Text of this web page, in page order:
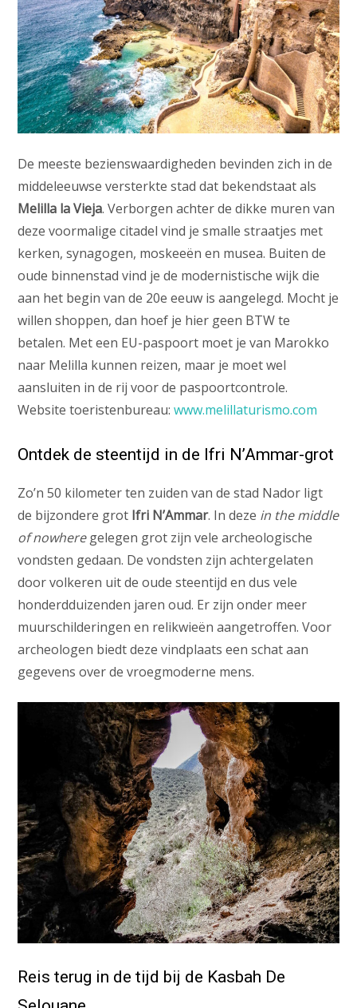
De meeste bezienswaardigheden bevinden zich in de
middeleeuwse versterkte stad dat bekendstaat als
Melilla la Vieja. Verborgen achter de dikke muren van
deze voormalige citadel vind je smalle straatjes met
kerken, synagogen, moskeeën en musea. Buiten de
oude binnenstad vind je de modernistische wijk die
aan het begin van de 20e eeuw is aangelegd. Mocht je
willen shoppen, dan hoef je hier geen BTW te
betalen. Met een EU-paspoort moet je van Marokko
naar Melilla kunnen reizen, maar je moet wel
aansluiten in de rij voor de paspoortcontrole.
Website toeristenbureau:www.melillaturismo.com
Ontdek de steentijd in de Ifri N’Ammar-grot
Zo’n 50 kilometer ten zuiden van de stad Nador ligt
de bijzondere grot Ifri N’Ammar. In deze in the middle
of nowheregelegen grot zijn vele archeologische
vondsten gedaan. De vondsten zijn achtergelaten
door volkeren uit de oude steentijd en dus vele
honderdduizenden jaren oud. Er zijn onder meer
muurschilderingen en relikwieën aangetroffen. Voor
archeologen biedt deze vindplaats een schat aan
gegevens over de vroegmoderne mens.
Reis terug in de tijd bij de Kasbah De